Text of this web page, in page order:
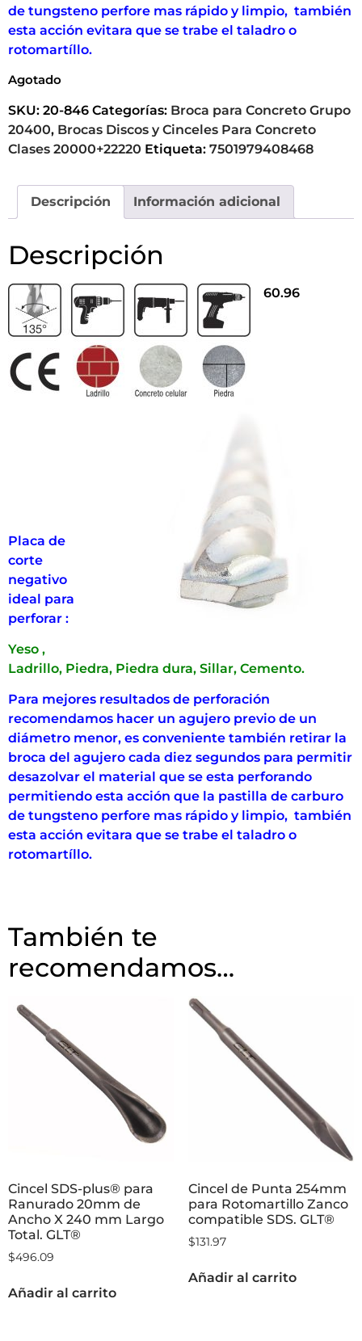
de tungsteno perfore mas rápido y limpio, también
esta acción evitara que se trabe el taladro o
rotomartíllo.
Agotado
SKU: 20-846 Categorías: Broca para Concreto Grupo
20400, Brocas Discos y Cinceles Para Concreto
Clases 20000+22220 Etiqueta: 7501979408468
Descripción Información adicional
Descripción
60.96
Placa de
corte
negativo
ideal para
perforar :
Yeso ,
Ladrillo, Piedra, Piedra dura, Sillar, Cemento.
Para mejores resultados de perforación
recomendamos hacer un agujero previo de un
diámetro menor, es conveniente también retirar la
broca del agujero cada diez segundos para permitir
desazolvar el material que se esta perforando
permitiendo esta acción que la pastilla de carburo
de tungsteno perfore mas rápido y limpio, también
esta acción evitara que se trabe el taladro o
rotomartíllo.
También te
recomendamos…
Cincel SDS-plus® para
Ranurado 20mm de
Ancho X 240 mm Largo
Total. GLT®
$496.09
Añadir al carrito
Cincel de Punta 254mm
para Rotomartillo Zanco
compatible SDS. GLT®
$131.97
Añadir al carrito